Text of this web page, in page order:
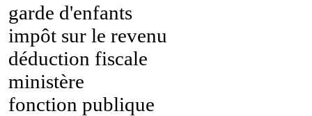
garde d'enfants
impôt sur le revenu
déduction fiscale
ministère
fonction publique